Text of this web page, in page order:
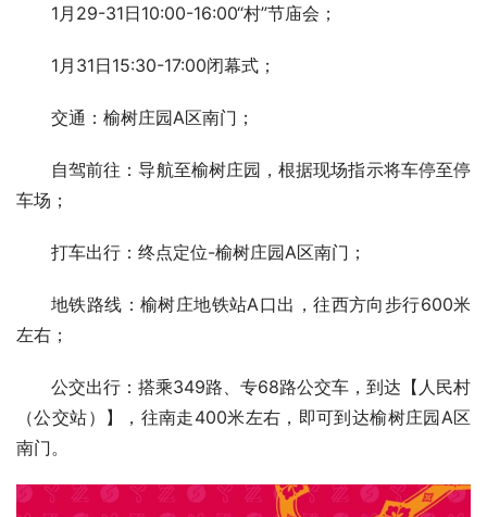
1月29-31日10:00-16:00“村”节庙会；
1月31日15:30-17:00闭幕式；
交通：榆树庄园A区南门；
自驾前往：导航至榆树庄园，根据现场指示将车停至停
车场；
打车出行：终点定位-榆树庄园A区南门；
地铁路线：榆树庄地铁站A口出，往西方向步行600米
左右；
公交出行：搭乘349路、专68路公交车，到达【人民村
（公交站）】，往南走400米左右，即可到达榆树庄园A区
南门。